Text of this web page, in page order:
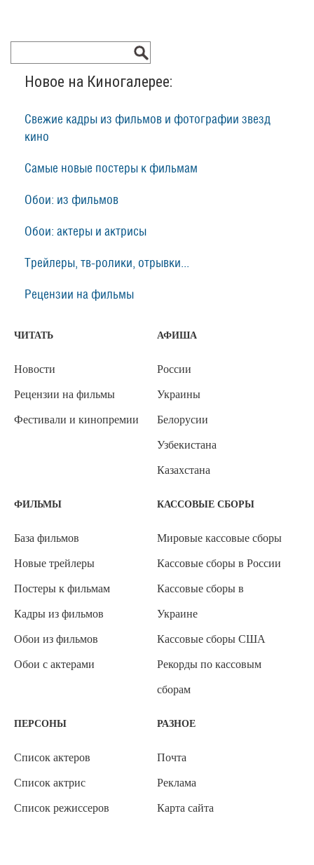
Новое на Киногалерее:
Свежие кадры из фильмов и фотографии звезд
кино
Самые новые постеры к фильмам
Обои: из фильмов
Обои: актеры и актрисы
Трейлеры, тв-ролики, отрывки...
Рецензии на фильмы
ЧИТАТЬ
Новости
Рецензии на фильмы
Фестивали и кинопремии
АФИША
России
Украины
Белорусии
Узбекистана
Казахстана
ФИЛЬМЫ
База фильмов
Новые трейлеры
Постеры к фильмам
Кадры из фильмов
Обои из фильмов
Обои с актерами
КАССОВЫЕ СБОРЫ
Мировые кассовые сборы
Кассовые сборы в России
Кассовые сборы в
Украине
Кассовые сборы США
Рекорды по кассовым
сборам
ПЕРСОНЫ
Список актеров
Список актрис
Список режиссеров
РАЗНОЕ
Почта
Реклама
Карта сайта